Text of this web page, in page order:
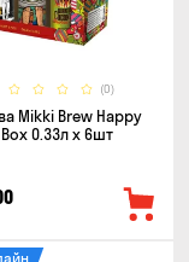
(0)
Mikki Brew Happy
Box 0.33л x 6шт